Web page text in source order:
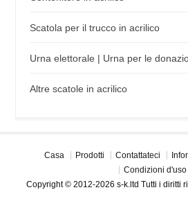
Scatola per il trucco in acrilico
Urna elettorale | Urna per le
Altre scatole in acrilico
Casa Prodotti Contattateci
Condizioni d'uso
Copyright © 2012-2026 s-k.ltd Tutti i diritti